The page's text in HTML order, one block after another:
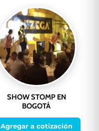
SHOW STOMP EN
BOGOTÁ
Agregar a cotización